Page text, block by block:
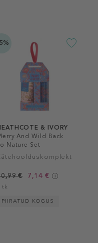
& IVORY
And Wild Back
Nature Set
€ 7,14 €
tk
PIIRATUD KOGUS